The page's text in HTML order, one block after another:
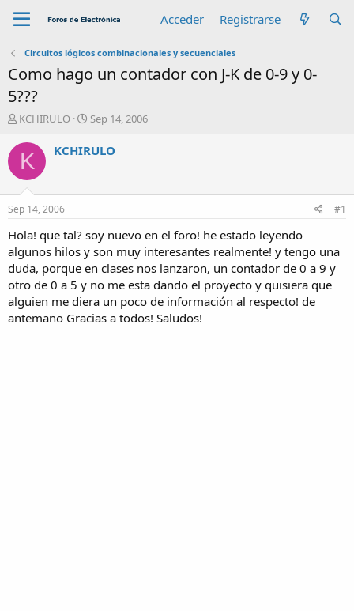
Acceder Registrarse
Circuitos lógicos combinacionales y secuenciales
Como hago un contador con J-K de 0-9 y 0-
5???
A
t
o
r
KCHIRULO
F
c
n
c
i
o
Sep 14, 2006
K KCHIRULO
Sep 14, 2006 #1
Hola! que tal? soy nuevo en el foro! he estado leyendo
algunos hilos y son muy interesantes realmente! y tengo una
duda, porque en clases nos lanzaron, un contador de 0 a 9 y
otro de 0 a 5 y no me esta dando el proyecto y quisiera que
alguien me diera un poco de información al respecto! de
antemano Gracias a todos! Saludos!